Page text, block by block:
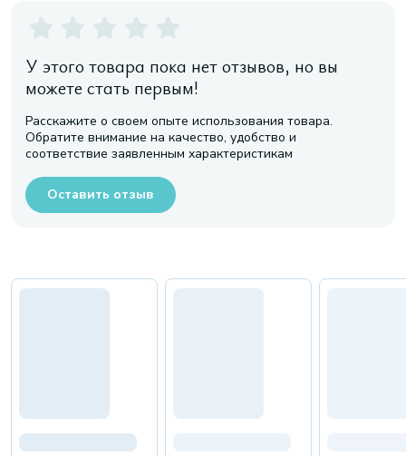
У этого товара пока нет отзывов, но вы
можете стать первым!
Расскажите о своем опыте использования товара.
Обратите внимание на качество, удобство и
соответствие заявленным характеристикам
Оставить отзыв